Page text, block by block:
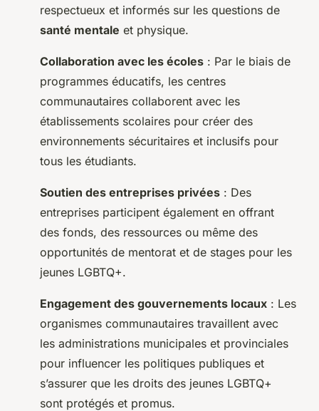
respectueux et informés sur les questions de
santé mentale et physique.
Collaboration avec les écoles : Par le biais de
programmes éducatifs, les centres
communautaires collaborent avec les
établissements scolaires pour créer des
environnements sécuritaires et inclusifs pour
tous les étudiants.
Soutien des entreprises privées : Des
entreprises participent également en offrant
des fonds, des ressources ou même des
opportunités de mentorat et de stages pour les
jeunes LGBTQ+.
Engagement des gouvernements locaux : Les
organismes communautaires travaillent avec
les administrations municipales et provinciales
pour influencer les politiques publiques et
s’assurer que les droits des jeunes LGBTQ+
sont protégés et promus.